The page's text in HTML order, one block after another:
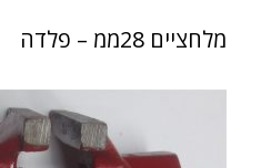
מלחציים 28ממ – פלדה